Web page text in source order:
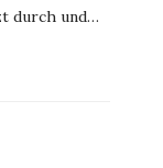
durch und…